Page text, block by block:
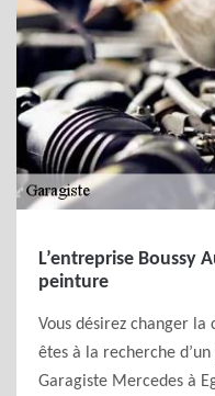
L’entreprise Boussy
peinture
Vous désirez changer
êtes à la recherche
Garagiste Mercedes à